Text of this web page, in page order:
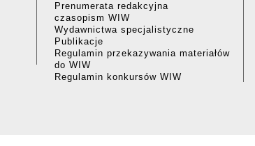
Prenumerata redakcyjna
czasopism WIW
Wydawnictwa specjalistyczne
Publikacje
Regulamin przekazywania materiałów
do WIW
Regulamin konkursów WIW